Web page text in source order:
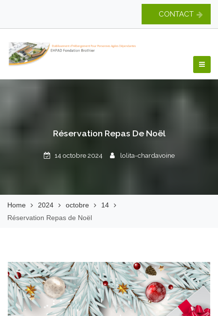
content
CONTACT
Réservation Repas De Noël
14 octobre 2024 lolita-chardavoine
Home 2024 octobre
14
Réservation Repas de Noël